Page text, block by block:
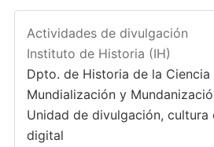
Actividades de divulgación
Instituto de Historia (IH)
Dpto. de Historia de la Ciencia
Mundialización y
Unidad de divulgación,
digital